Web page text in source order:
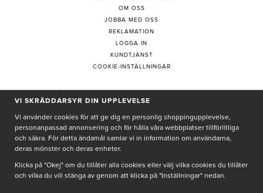
OM OSS
JOBBA MED OSS
REKLAMATION
LOGGA IN
KUNDTJÄNST
COOKIE-INSTÄLLNINGAR
PRENUMERERA PÅ NYHETSBREV
Genom att ge min e-post, accepterar jag Seth och Sally integritetspolicy
De uppgifter du matar in kommer endast användas till våra nyhetsbrev.
VI SKRÄDDARSYR DIN UPPLEVELSE
Vi använder cookies för att ge dig en personlig shoppingupplevelse,
personanpassad annonsering och för hålla våra webbplatser tillförlitliga
och säkra. För detta ändamål samlar vi in information om användarna,
deras mönster och deras enheter.
Klicka på "Okej" om du tillåter alla cookies eller välj vilka cookies du tillåter
och vilka du vill stänga av genom att klicka på "Inställningar" nedan.